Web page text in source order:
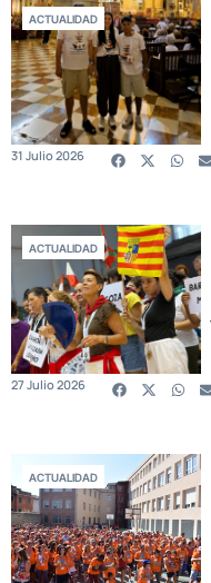
ACTUALIDAD
31 Julio 2026
ACTUALIDAD
27 Julio 2026
ACTUALIDAD